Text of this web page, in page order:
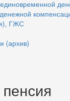
ГЖС
(архив)